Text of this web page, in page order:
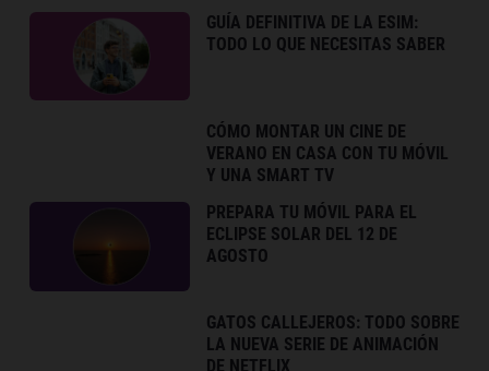
GUÍA DEFINITIVA DE LA ESIM:
TODO LO QUE NECESITAS SABER
CÓMO MONTAR UN CINE DE
VERANO EN CASA CON TU MÓVIL
Y UNA SMART TV
PREPARA TU MÓVIL PARA EL
ECLIPSE SOLAR DEL 12 DE
AGOSTO
GATOS CALLEJEROS: TODO SOBRE
LA NUEVA SERIE DE ANIMACIÓN
DE NETFLIX